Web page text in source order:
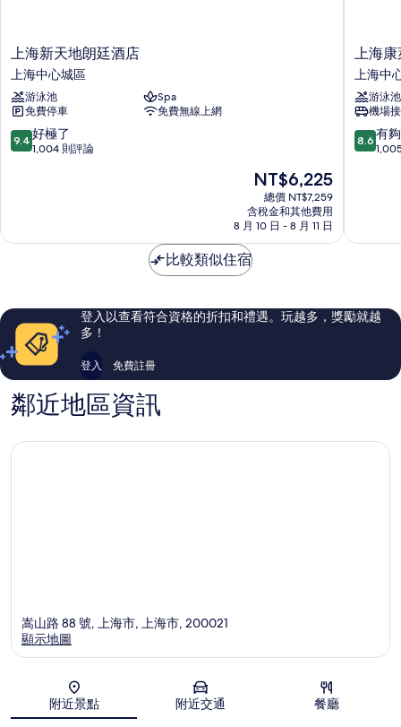
上
海
新
天
地
朗
廷
心
上海新天地朗廷酒店
上海中心城區
游泳池
Spa
免費停車
免費無線上網
9.4
分，
極
評
論
9.4 好極了
1,004 則評論
現
在
價
格
為
NT$6,225
總價 NT$7,259
含稅金和其他費用
8 月 10 日 - 8 月 11 日
上
海
康
萊
德
酒
店
區
上海康
上海中
游泳池
機場
8.6
分，
夠
評
論
8.6 有
比較類似住宿
登入以查看符合資格的折扣和禮遇。玩越多，獎勵就越
多！
登入 免費註冊
鄰近地區資訊
地圖
嵩山路 88 號, 上海市, 上海市, 200021
顯示地圖
附近景點 附近交通 餐廳